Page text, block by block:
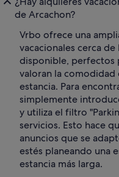
de Arcachon?
Vrbo ofrece una
vacacionales cerca
disponible, perfectos
valoran la comodidad
estancia. Para
simplemente
y utiliza el filtro
servicios. Esto hace
anuncios que se
estés planeando una
estancia más larga.